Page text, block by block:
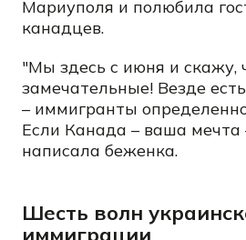
Мариуполя и полюбила
канадцев.
"Мы здесь с июня и скажу,
замечательные! Везде
– иммигранты
Если Канада – ваша мечта
написала беженка.
Шесть волн
иммиграции